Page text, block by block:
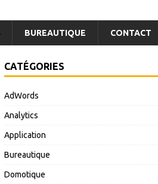
BUREAUTIQUE CONTACT
CATÉGORIES
AdWords
Analytics
Application
Bureautique
Domotique